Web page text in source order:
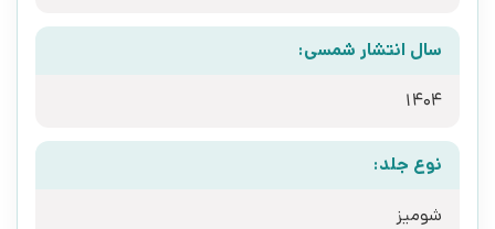
سال انتشار شمسی:
1404
نوع جلد:
شومیز